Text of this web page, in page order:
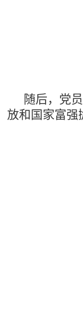
随后，党
放和国家富强